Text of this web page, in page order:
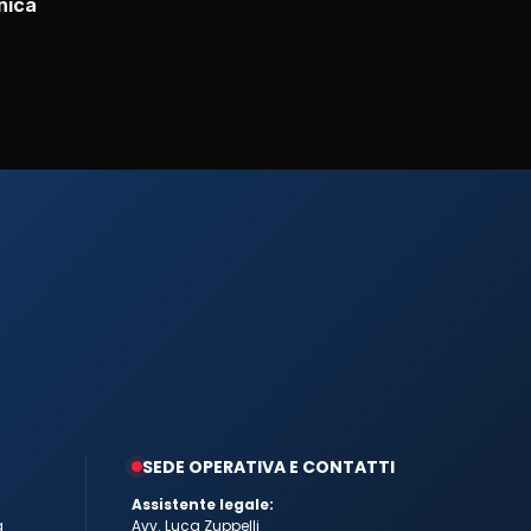
SEDE OPERATIVA E CONTATTI
Assistente legale:
Avv. Luca Zuppelli